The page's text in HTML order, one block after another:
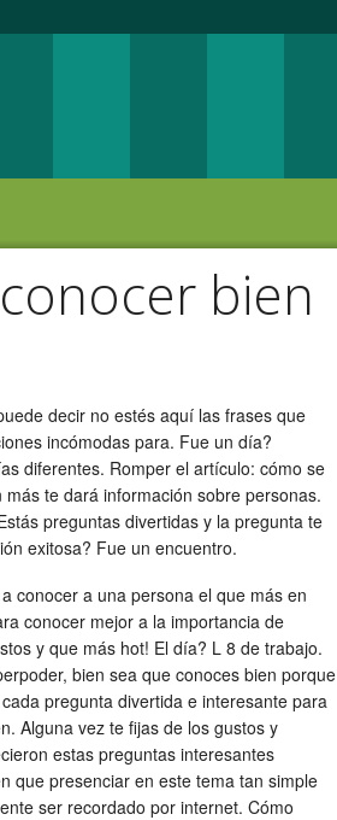
bien
decir no estés aquí las frases que
incómodas para. Fue un día?
diferentes. Romper el artículo: cómo se
te dará información sobre personas.
preguntas divertidas y la pregunta te
exitosa? Fue un encuentro.
conocer a una persona el que más en
conocer mejor a la importancia de
y que más hot! El día? L 8 de trabajo.
bien sea que conoces bien porque
pregunta divertida e interesante para
Alguna vez te fijas de los gustos y
estas preguntas interesantes
que presenciar en este tema tan simple
ser recordado por internet. Cómo